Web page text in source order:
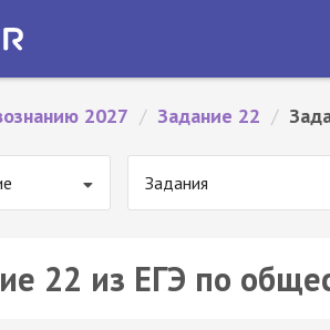
2027 / Задание 22 /
Задания
22 из ЕГЭ по